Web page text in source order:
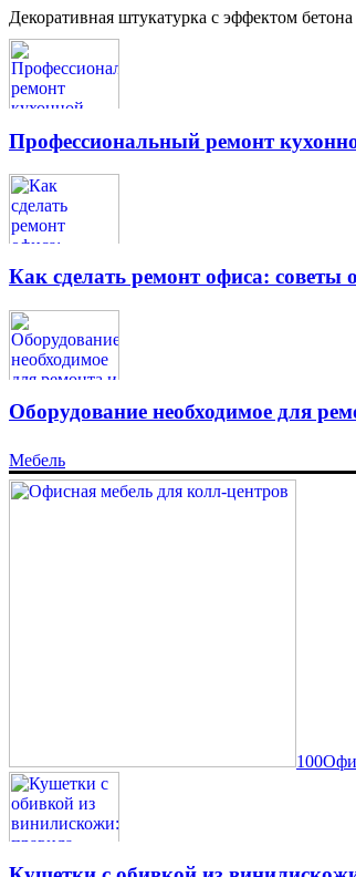
Декоративная штукатурка с эффектом
Профессиональный ремонт
Как сделать ремонт офиса: советы
Оборудование необходимое для
Мебель